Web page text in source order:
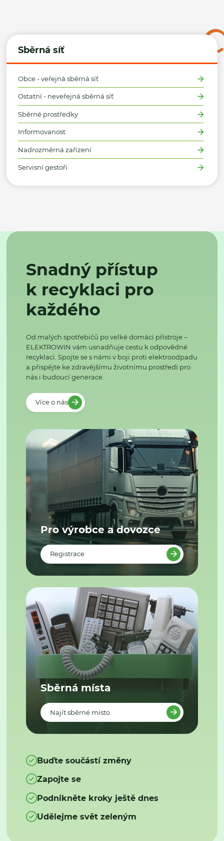
Sběrná síť
Obce - veřejná sběrná síť
Ostatní - neveřejná sběrná síť
Sběrné prostředky
Informovanost
Nadrozměrná zařízení
Servisní gestoři
Snadný přístup
k recyklaci pro
každého
Od malých spotřebičů po velké domácí přístroje –
ELEKTROWIN vám usnadňuje cestu k odpovědné
recyklaci. Spojte se s námi v boji proti elektroodpadu
a přispějte ke zdravějšímu životnímu prostředí pro
nás i budoucí generace.
Více o nás
Pro výrobce a dovozce
Registrace
Sběrná místa
Najít sběrné místo
Buďte součástí změny
Zapojte se
Podnikněte kroky ještě dnes
Udělejme svět zeleným